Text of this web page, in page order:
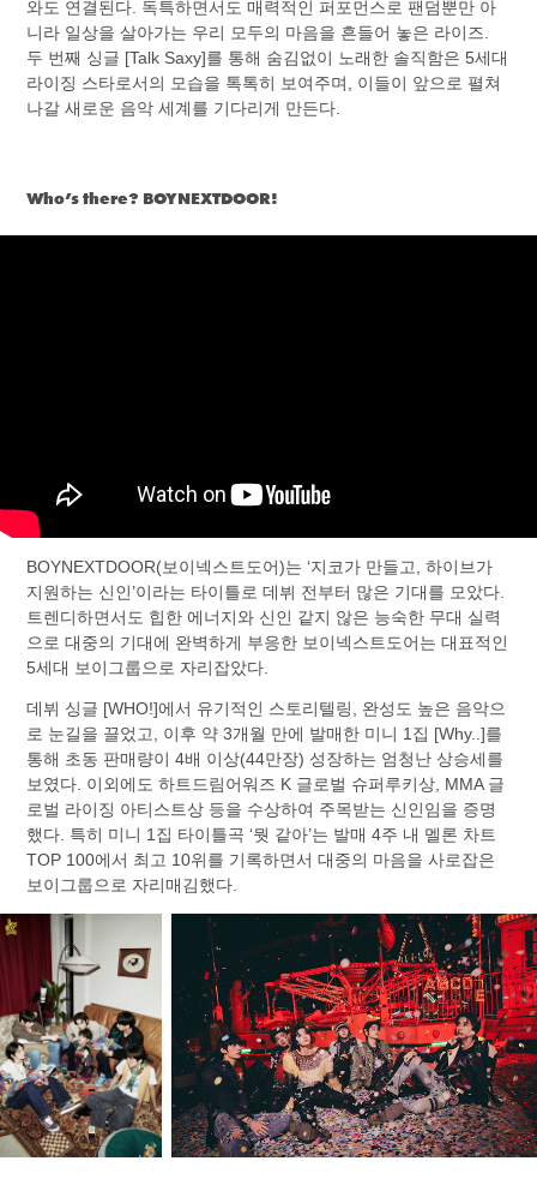
와도 연결된다. 독특하면서도 매력적인 퍼포먼스로 팬덤뿐만 아
니라 일상을 살아가는 우리 모두의 마음을 흔들어 놓은 라이즈.
두 번째 싱글 [Talk Saxy]를 통해 숨김없이 노래한 솔직함은 5세대
라이징 스타로서의 모습을 톡톡히 보여주며, 이들이 앞으로 펼쳐
나갈 새로운 음악 세계를 기다리게 만든다.
Who’s there? BOYNEXTDOOR!
BOYNEXTDOOR(보이넥스트도어)는 ‘지코가 만들고, 하이브가
지원하는 신인’이라는 타이틀로 데뷔 전부터 많은 기대를 모았다.
트렌디하면서도 힙한 에너지와 신인 같지 않은 능숙한 무대 실력
으로 대중의 기대에 완벽하게 부응한 보이넥스트도어는 대표적인
5세대 보이그룹으로 자리잡았다.
데뷔 싱글 [WHO!]에서 유기적인 스토리텔링, 완성도 높은 음악으
로 눈길을 끌었고, 이후 약 3개월 만에 발매한 미니 1집 [Why..]를
통해 초동 판매량이 4배 이상(44만장) 성장하는 엄청난 상승세를
보였다. 이외에도 하트드림어워즈 K 글로벌 슈퍼루키상, MMA 글
로벌 라이징 아티스트상 등을 수상하여 주목받는 신인임을 증명
했다. 특히 미니 1집 타이틀곡 ‘뭣 같아’는 발매 4주 내 멜론 차트
TOP 100에서 최고 10위를 기록하면서 대중의 마음을 사로잡은
보이그룹으로 자리매김했다.